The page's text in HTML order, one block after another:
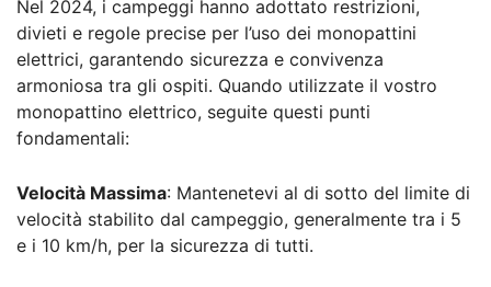
Nel 2024, i campeggi hanno adottato restrizioni,
divieti e regole precise per l’uso dei monopattini
elettrici, garantendo sicurezza e convivenza
armoniosa tra gli ospiti. Quando utilizzate il vostro
monopattino elettrico, seguite questi punti
fondamentali:
Velocità Massima: Mantenetevi al di sotto del limite di
velocità stabilito dal campeggio, generalmente tra i 5
e i 10 km/h, per la sicurezza di tutti.